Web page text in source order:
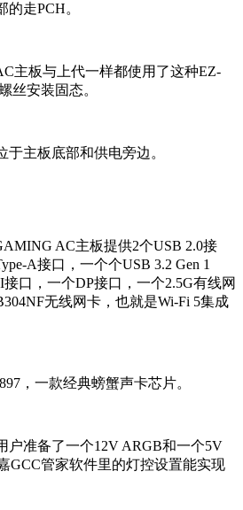
走PCH。
主板与上代一样都使用了这种EZ-
丝安装固态。
于主板底部和供电旁边。
AC主板提供2个USB 2.0接
A接口，一个个USB 3.2 Gen 1
口，一个DP接口，一个2.5G有线网
无线网卡，也就是Wi-Fi 5集成
，一款经典螃蟹声卡芯片。
户准备了一个12V ARGB和一个5V
GCC管家软件里的灯控设置能实现